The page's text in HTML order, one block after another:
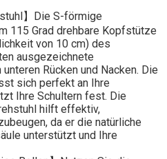
】Die S-förmige
115 Grad drehbare Kopfstütze
von 10 cm) des
ausgezeichnete
Rücken und Nacken. Die
sich perfekt an Ihre
Ihre Schultern fest. Die
hilft effektiv,
da er die natürliche
unterstützt und Ihre